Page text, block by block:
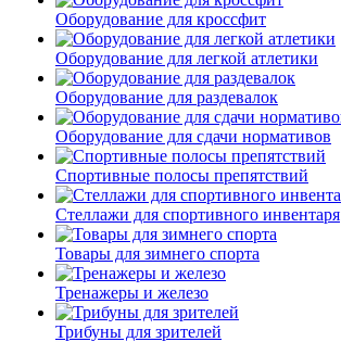
Оборудование для кроссфит
Оборудование для легкой атлетики
Оборудование для раздевалок
Оборудование для сдачи нормативов
Спортивные полосы препятствий
Стеллажи для спортивного инвентаря
Товары для зимнего спорта
Тренажеры и железо
Трибуны для зрителей